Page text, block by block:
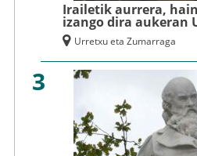
Irailetik aurrera,
izango dira aukeran
Urretxu eta Zumarraga
3